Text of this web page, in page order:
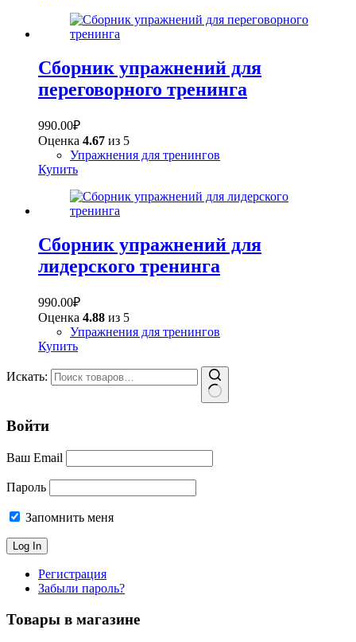
Сборник упражнений для
переговорного тренинга
990.00₽
Оценка 4.67 из 5
Упражнения для тренингов
Купить
Сборник упражнений для
лидерского тренинга
990.00₽
Оценка 4.88 из 5
Упражнения для тренингов
Купить
Искать:
Войти
Ваш Email
Пароль
Запомнить меня
Регистрация
Забыли пароль?
Товары в магазине